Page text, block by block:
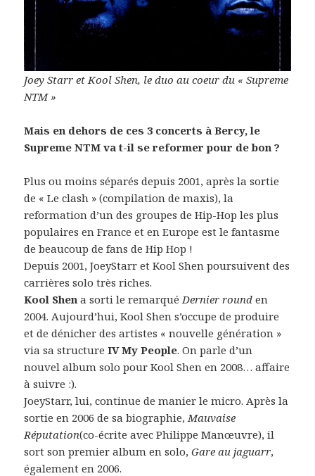
Joey Starr et Kool Shen, le duo au coeur du « Supreme
NTM »
Mais en dehors de ces 3 concerts à Bercy, le
Supreme NTM va t-il se reformer pour de bon ?
Plus ou moins séparés depuis 2001, après la sortie
de « Le clash » (compilation de maxis), la
reformation d’un des groupes de Hip-Hop les plus
populaires en France et en Europe est le fantasme
de beaucoup de fans de Hip Hop !
Depuis 2001, JoeyStarr et Kool Shen poursuivent des
carrières solo très riches.
Kool Shen a sorti le remarqué Dernier round en
2004. Aujourd’hui, Kool Shen s’occupe de produire
et de dénicher des artistes « nouvelle génération »
via sa structureIV My People. On parle d’un
nouvel album solo pour Kool Shen en 2008… affaire
à suivre :).
JoeyStarr, lui, continue de manier le micro. Après la
sortie en 2006 de sa biographie, Mauvaise
Réputation(co-écrite avec Philippe Manœuvre), il
sort son premier album en solo,Gare au jaguarr,
également en 2006.